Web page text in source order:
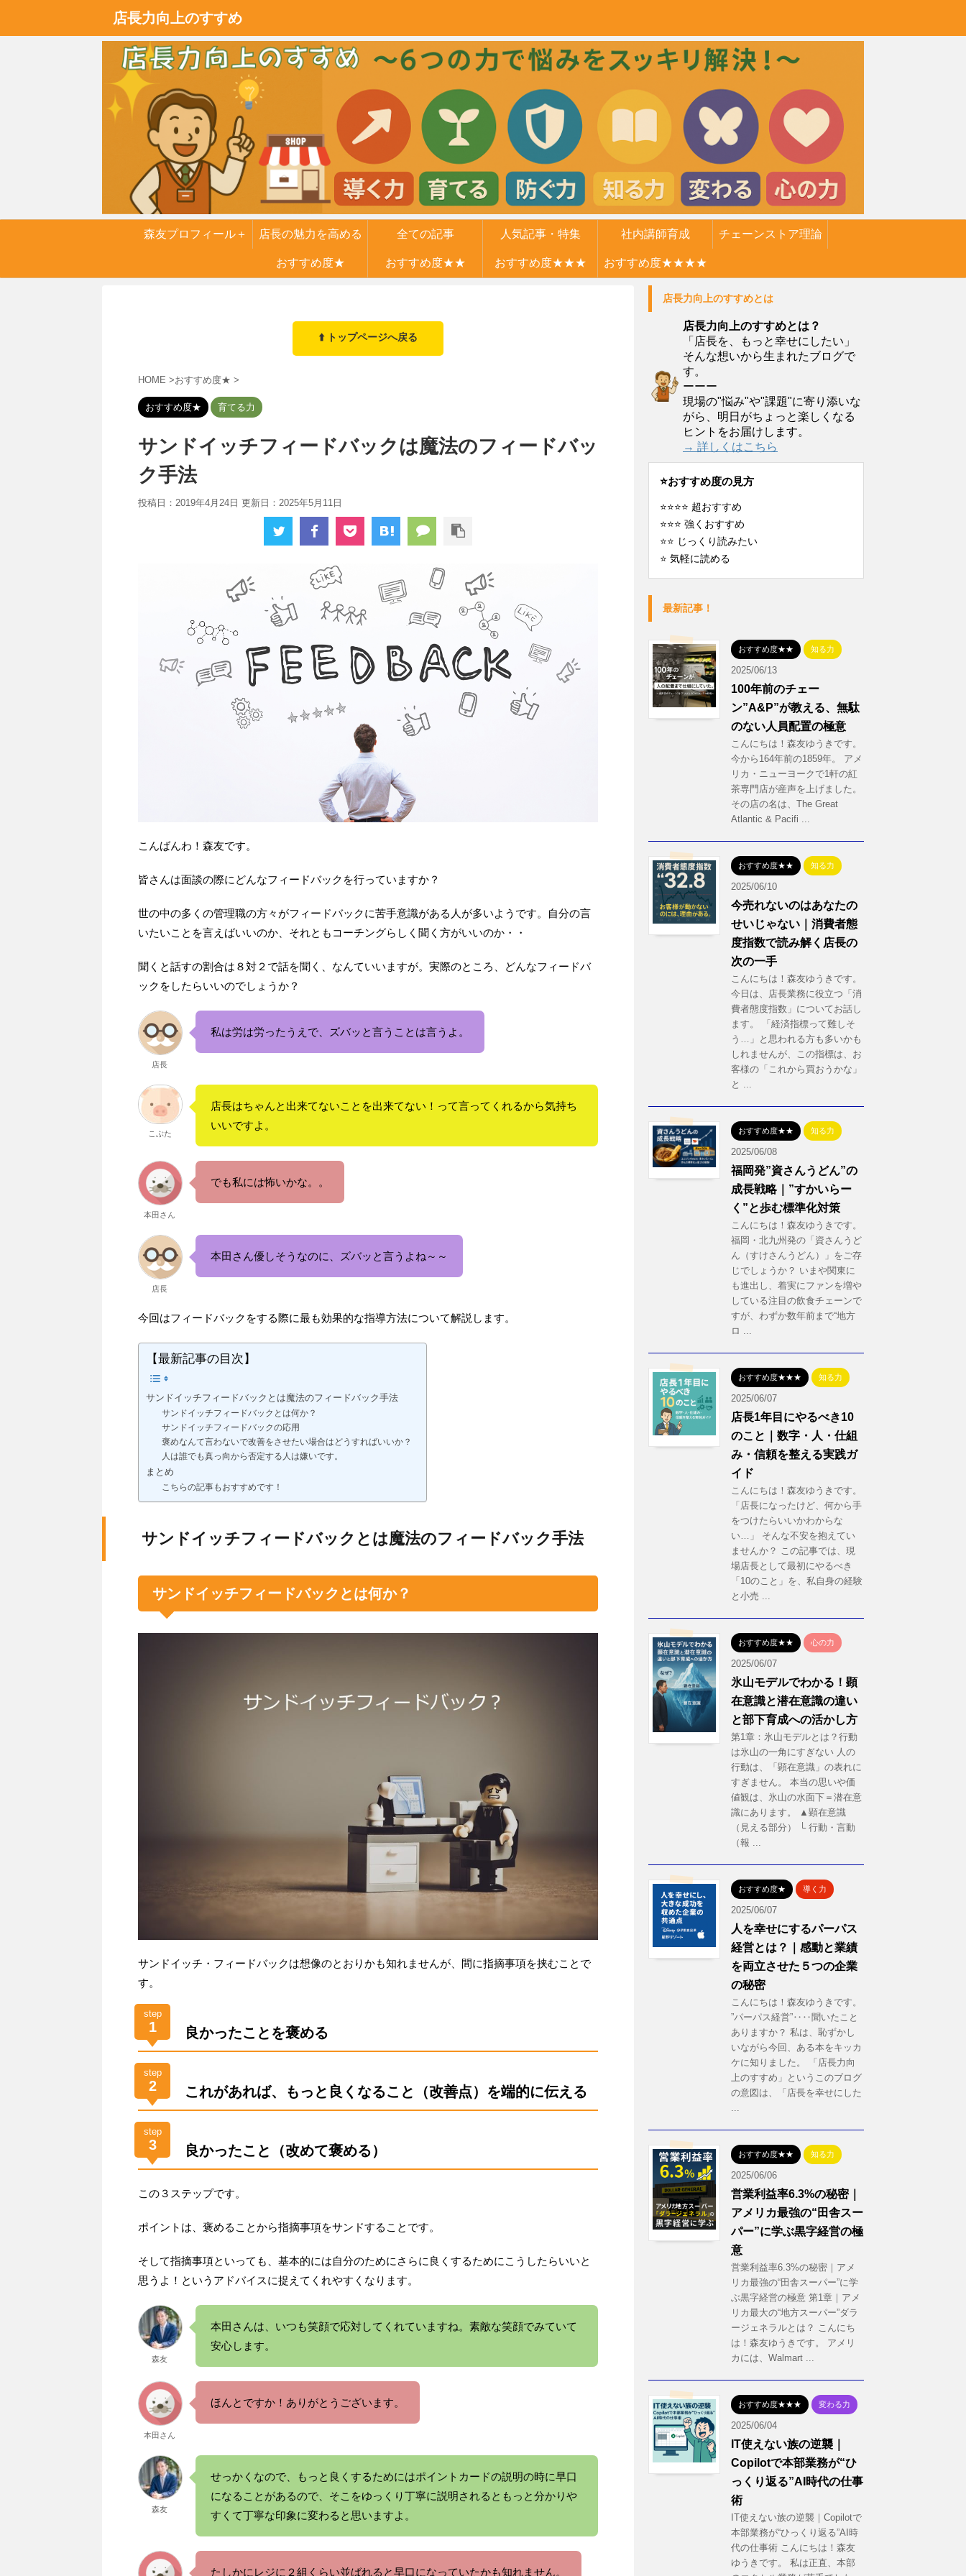
店長力向上のすすめ
森友プロフィール＋ 店長の魅力を高める
６つの力
全ての記事 人気記事・特集 社内講師育成 チェーンストア理論
おすすめ度★ おすすめ度★★ おすすめ度★★★ おすすめ度★★★★
⬆️ トップページへ戻る
HOME >おすすめ度★ >
おすすめ度★ 育てる力
サンドイッチフィードバックは魔法のフィードバッ
ク手法
投稿日：2019年4月24日 更新日： 2025年5月11日
こんばんわ！森友です。
皆さんは面談の際にどんなフィードバックを行っていますか？
世の中の多くの管理職の方々がフィードバックに苦手意識がある人が多いようです。自分の言
いたいことを言えばいいのか、それともコーチングらしく聞く方がいいのか・・
聞くと話すの割合は８対２で話を聞く、なんていいますが。実際のところ、どんなフィードバ
ックをしたらいいのでしょうか？
店長
私は労は労ったうえで、ズバッと言うことは言うよ。
こぶた
店長はちゃんと出来てないことを出来てない！って言ってくれるから気持ち
いいですよ。
本田さん
でも私には怖いかな。。
店長
本田さん優しそうなのに、ズバッと言うよね～～
今回はフィードバックをする際に最も効果的な指導方法について解説します。
【最新記事の目次】
サンドイッチフィードバックとは魔法のフィードバック手法
サンドイッチフィードバックとは何か？
サンドイッチフィードバックの応用
褒めなんて言わないで改善をさせたい場合はどうすればいいか？
人は誰でも真っ向から否定する人は嫌いです。
まとめ
こちらの記事もおすすめです！
サンドイッチフィードバックとは魔法のフィードバック手法
サンドイッチフィードバックとは何か？
サンドイッチ・フィードバックは想像のとおりかも知れませんが、間に指摘事項を挟むことで
す。
step
1 良かったことを褒める
step
2 これがあれば、もっと良くなること（改善点）を端的に伝える
step
3 良かったこと（改めて褒める）
この３ステップです。
ポイントは、褒めることから指摘事項をサンドすることです。
そして指摘事項といっても、基本的には自分のためにさらに良くするためにこうしたらいいと
思うよ！というアドバイスに捉えてくれやすくなります。
森友
本田さんは、いつも笑顔で応対してくれていますね。素敵な笑顔でみていて
安心します。
本田さん
ほんとですか！ありがとうございます。
森友
せっかくなので、もっと良くするためにはポイントカードの説明の時に早口
になることがあるので、そこをゆっくり丁寧に説明されるともっと分かりや
すくて丁寧な印象に変わると思いますよ。
たしかにレジに２組くらい並ばれると早口になっていたかも知れません。
店長力向上のすすめとは
店長力向上のすすめとは？
「店長を、もっと幸せにしたい」
そんな想いから生まれたブログで
す。
ーーー
現場の"悩み"や"課題"に寄り添いな
がら、明日がちょっと楽しくなる
ヒントをお届けします。
→ 詳しくはこちら
⭐️おすすめ度の見方
⭐️⭐️⭐️⭐️ 超おすすめ
⭐️⭐️⭐️ 強くおすすめ
⭐️⭐️ じっくり読みたい
⭐️ 気軽に読める
最新記事！
おすすめ度★★ 知る力
2025/06/13
100年前のチェー
ン”A&P”が教える、無駄
のない人員配置の極意
こんにちは！森友ゆうきです。
今から164年前の1859年。 アメ
リカ・ニューヨークで1軒の紅
茶専門店が産声を上げました。
その店の名は、The Great
Atlantic & Pacifi ...
おすすめ度★★ 知る力
2025/06/10
今売れないのはあなたの
せいじゃない｜消費者態
度指数で読み解く店長の
次の一手
こんにちは！森友ゆうきです。
今日は、店長業務に役立つ「消
費者態度指数」についてお話し
ます。 「経済指標って難しそ
う…」と思われる方も多いかも
しれませんが、この指標は、お
客様の「これから買おうかな」
と ...
おすすめ度★★ 知る力
2025/06/08
福岡発”資さんうどん”の
成長戦略｜”すかいらー
く”と歩む標準化対策
こんにちは！森友ゆうきです。
福岡・北九州発の「資さんうど
ん（すけさんうどん）」をご存
じでしょうか？ いまや関東に
も進出し、着実にファンを増や
している注目の飲食チェーンで
すが、わずか数年前まで“地方
ロ ...
おすすめ度★★★ 知る力
2025/06/07
店長1年目にやるべき10
のこと｜数字・人・仕組
み・信頼を整える実践ガ
イド
こんにちは！森友ゆうきです。
「店長になったけど、何から手
をつけたらいいかわからな
い…」 そんな不安を抱えてい
ませんか？ この記事では、現
場店長として最初にやるべき
「10のこと」を、私自身の経験
と小売 ...
おすすめ度★★ 心の力
2025/06/07
氷山モデルでわかる！顕
在意識と潜在意識の違い
と部下育成への活かし方
第1章：氷山モデルとは？行動
は氷山の一角にすぎない 人の
行動は、「顕在意識」の表れに
すぎません。 本当の思いや価
値観は、氷山の水面下＝潜在意
識にあります。 ▲顕在意識
（見える部分） └ 行動・言動
（報 ...
おすすめ度★ 導く力
2025/06/07
人を幸せにするパーパス
経営とは？｜感動と業績
を両立させた５つの企業
の秘密
こんにちは！森友ゆうきです。
”パーパス経営”‥‥聞いたこと
ありますか？ 私は、恥ずかし
いながら今回、ある本をキッカ
ケに知りました。 「店長力向
上のすすめ」というこのブログ
の意図は、「店長を幸せにした
おすすめ度★★ 知る力
2025/06/06
営業利益率6.3%の秘密｜
アメリカ最強の“田舎スー
パー”に学ぶ黒字経営の極
意
営業利益率6.3%の秘密｜アメ
リカ最強の“田舎スーパー”に学
ぶ黒字経営の極意 第1章｜アメ
リカ最大の“地方スーパー”ダラ
ージェネラルとは？ こんにち
は！森友ゆうきです。 アメリ
カには、Walmart ...
おすすめ度★★★ 変わる力
2025/06/04
IT使えない族の逆襲｜
Copilotで本部業務が“ひ
っくり返る”AI時代の仕事
術
IT使えない族の逆襲｜Copilotで
本部業務が“ひっくり返る”AI時
代の仕事術 こんにちは！森友
ゆうきです。 私は正直、本部